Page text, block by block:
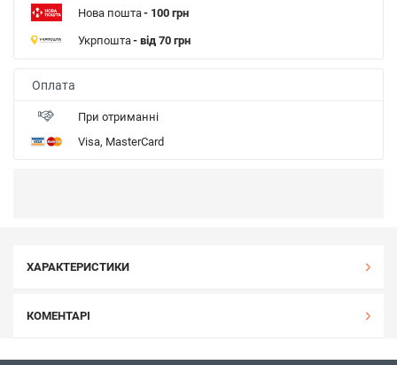
Нова пошта- 100 грн
Укрпошта- від 70 грн
Оплата
При отриманні
Visa, MasterCard
ХАРАКТЕРИСТИКИ
КОМЕНТАРІ